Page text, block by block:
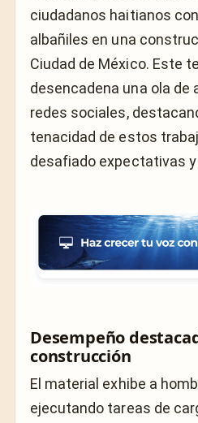
ciudadanos haitianos
albañiles en una
Ciudad de México. Este
desencadena una ola de
redes sociales,
tenacidad de estos
desafiado expectativas
Desempeño
construcción
El material exhibe a
ejecutando tareas de